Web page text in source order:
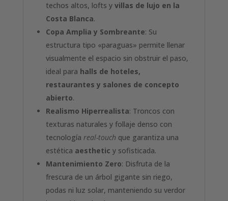
techos altos, lofts y villas de lujo en la
Costa Blanca.
Copa Amplia y Sombreante: Su
estructura tipo «paraguas» permite llenar
visualmente el espacio sin obstruir el paso,
ideal para halls de hoteles,
restaurantes y salones de concepto
abierto.
Realismo Hiperrealista: Troncos con
texturas naturales y follaje denso con
tecnología real-touch que garantiza una
estética aesthetic y sofisticada.
Mantenimiento Zero: Disfruta de la
frescura de un árbol gigante sin riego,
podas ni luz solar, manteniendo su verdor